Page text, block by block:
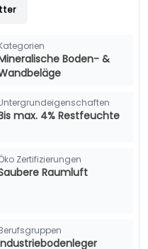
Boden- &
max. 4% Restfeuchte
Zertifizierungen
Raumluft